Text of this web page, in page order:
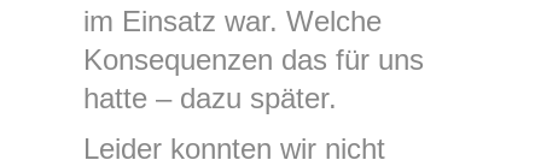
im Einsatz war. Welche
Konsequenzen das für uns
hatte – dazu später.
Leider konnten wir nicht